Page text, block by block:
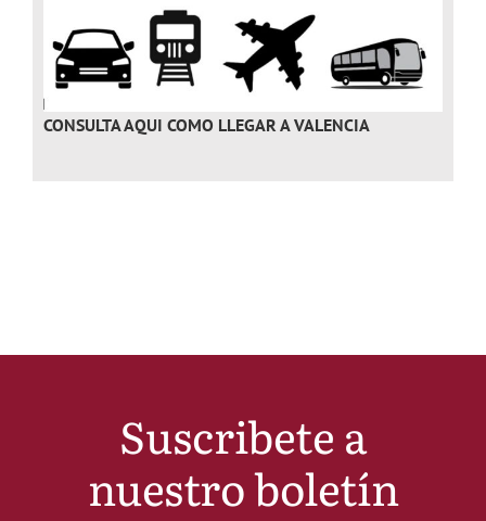
CONSULTA AQUI COMO LLEGAR A VALENCIA
Suscribete a
nuestro boletín